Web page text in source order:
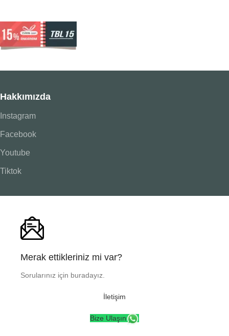
Hakkımızda
Instagram
Facebook
Youtube
Tiktok
Merak ettikleriniz mi var?
Sorularınız için buradayız.
İletişim
Bize Ulaşın